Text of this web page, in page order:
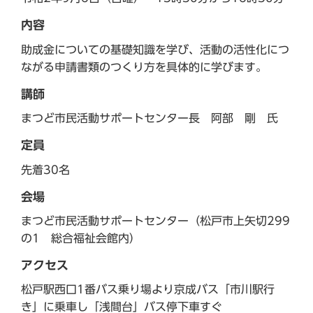
内容
助成金についての基礎知識を学び、活動の活性化につ
ながる申請書類のつくり方を具体的に学びます。
講師
まつど市民活動サポートセンター長 阿部 剛 氏
定員
先着30名
会場
まつど市民活動サポートセンター（松戸市上矢切299
の1 総合福祉会館内）
アクセス
松戸駅西口1番バス乗り場より京成バス「市川駅行
き」に乗車し「浅間台」バス停下車すぐ